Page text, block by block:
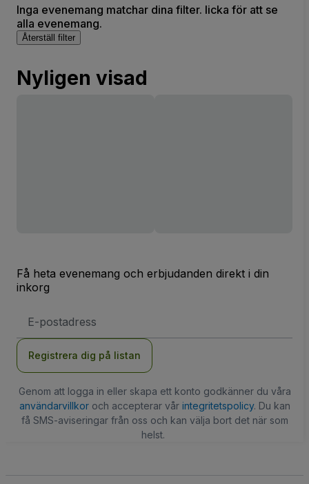
Inga evenemang matchar dina filter. licka för att se
alla evenemang.
Återställ filter
Nyligen visad
Få heta evenemang och erbjudanden direkt i din
inkorg
postadress
Registrera dig på listan
Genom att logga in eller skapa ett konto godkänner du våra
användarvillkoroch accepterar vår integritetspolicy. Du kan
få SMS-aviseringar från oss och kan välja bort det när som
helst.